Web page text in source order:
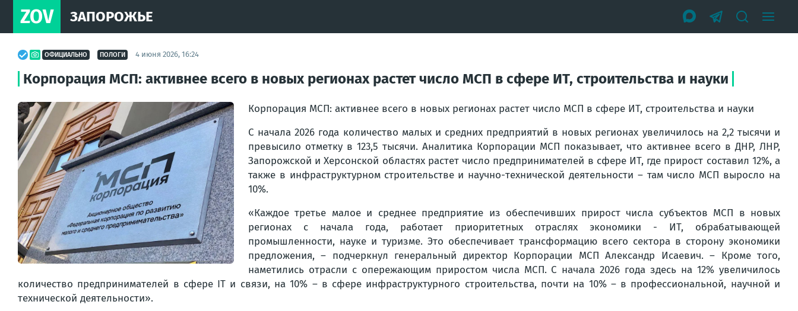
ZOV ЗАПОРОЖЬЕ
ОФИЦИАЛЬНО ПОЛОГИ 4 июня 2026, 16:24
Корпорация МСП: активнее всего в новых регионах растет число МСП в сфере ИТ, строительства и науки
Корпорация МСП: активнее всего в новых регионах растет число МСП в сфере ИТ, строительства и науки
С начала 2026 года количество малых и средних предприятий в новых регионах увеличилось на 2,2 тысячи и
превысило отметку в 123,5 тысячи. Аналитика Корпорации МСП показывает, что активнее всего в ДНР, ЛНР,
Запорожской и Херсонской областях растет число предпринимателей в сфере ИТ, где прирост составил 12%, а
также в инфраструктурном строительстве и научно-технической деятельности – там число МСП выросло на
10%.
«Каждое третье малое и среднее предприятие из обеспечивших прирост числа субъектов МСП в новых
регионах с начала года, работает приоритетных отраслях экономики - ИТ, обрабатывающей
промышленности, науке и туризме. Это обеспечивает трансформацию всего сектора в сторону экономики
предложения, – подчеркнул генеральный директор Корпорации МСП Александр Исаевич. – Кроме того,
наметились отрасли с опережающим приростом числа МСП. С начала 2026 года здесь на 12% увеличилось
количество предпринимателей в сфере IT и связи, на 10% – в сфере инфраструктурного строительства, почти на 10% – в профессиональной, научной и
технической деятельности».